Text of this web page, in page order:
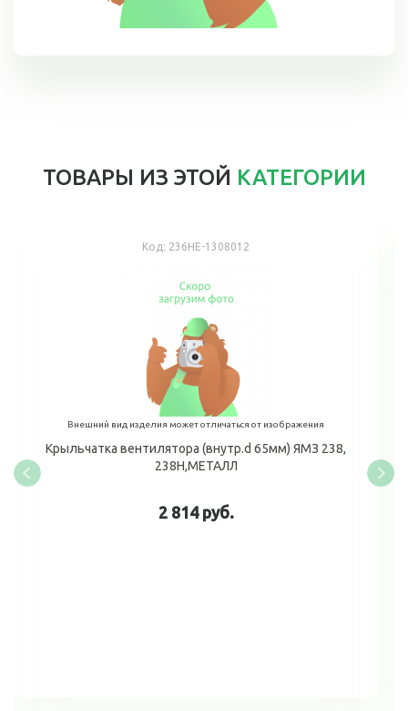
ТОВАРЫ ИЗ ЭТОЙ КАТЕГОРИИ
Код: 236НЕ-1308012
Внешний вид изделия может отличаться от изображения
Крыльчатка вентилятора (внутр.d 65мм) ЯМЗ 238,
238Н,МЕТАЛЛ
2 814 руб.